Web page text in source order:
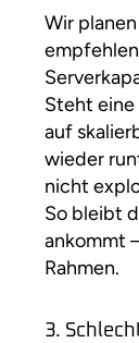
Wir
Steht eine
auf
wieder
nicht
So bleibt
ankommt
Rahmen.
3.